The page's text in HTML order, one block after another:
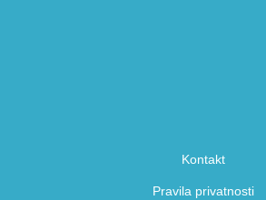
Kontakt
Pravila privatnosti